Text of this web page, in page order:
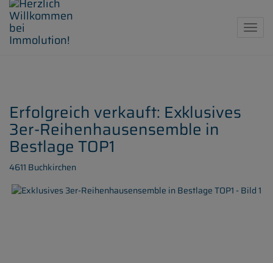
Erfolgreich verkauft: Exklusives
3er-Reihenhausensemble in
Bestlage TOP1
4611 Buchkirchen